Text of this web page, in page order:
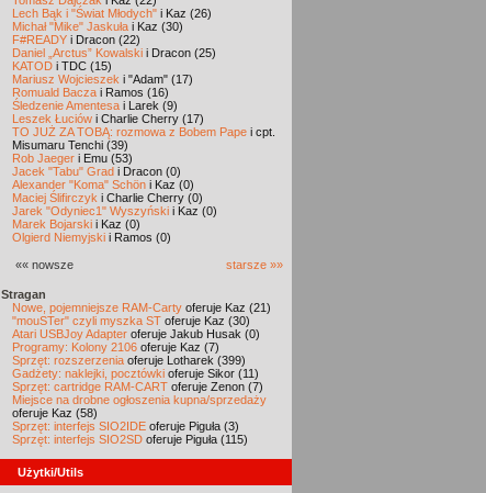
Lech Bąk i "Świat Młodych" i Kaz (26)
Michał "Mike" Jaskuła i Kaz (30)
F#READY i Dracon (22)
Daniel „Arctus” Kowalski i Dracon (25)
KATOD i TDC (15)
Mariusz Wojcieszek i "Adam" (17)
Romuald Bacza i Ramos (16)
Śledzenie Amentesa i Larek (9)
Leszek Łuciów i Charlie Cherry (17)
TO JUŻ ZA TOBĄ: rozmowa z Bobem Pape i cpt.
Misumaru Tenchi (39)
Rob Jaeger i Emu (53)
Jacek "Tabu" Grad i Dracon (0)
Alexander "Koma" Schön i Kaz (0)
Maciej Ślifirczyk i Charlie Cherry (0)
Jarek "Odyniec1" Wyszyński i Kaz (0)
Marek Bojarski i Kaz (0)
Olgierd Niemyjski i Ramos (0)
«« nowsze starsze »»
Stragan
Nowe, pojemniejsze RAM-Carty oferuje Kaz (21)
"mouSTer" czyli myszka ST oferuje Kaz (30)
Atari USBJoy Adapter oferuje Jakub Husak (0)
Programy: Kolony 2106 oferuje Kaz (7)
Sprzęt: rozszerzenia oferuje Lotharek (399)
Gadżety: naklejki, pocztówki oferuje Sikor (11)
Sprzęt: cartridge RAM-CART oferuje Zenon (7)
Miejsce na drobne ogłoszenia kupna/sprzedaży
oferuje Kaz (58)
Sprzęt: interfejs SIO2IDE oferuje Piguła (3)
Sprzęt: interfejs SIO2SD oferuje Piguła (115)
Użytki/Utils